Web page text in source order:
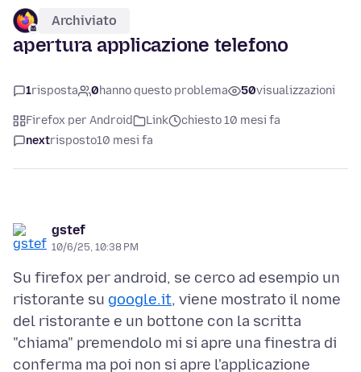
Archiviato
apertura applicazione telefono
1risposta 0hanno questo problema 50visualizzazioni
Firefox per Android Link
chiesto 10 mesi fa
nextrisposto10 mesi fa
gstef
10/6/25, 10:38 PM
Su firefox per android, se cerco ad esempio un
ristorante su google.it, viene mostrato il nome
del ristorante e un bottone con la scritta
"chiama" premendolo mi si apre una finestra di
conferma ma poi non si apre l'applicazione